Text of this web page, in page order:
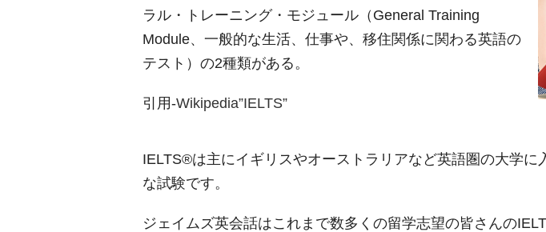
ラル・トレーニング・モジュール（General Training
Module、一般的な生活、仕事や、移住関係に関わる英語の
テスト）の2種類がある。
引用-Wikipedia”IELTS”
IELTS®は主にイギリスやオーストラリアなど英語圏の大学
な試験です。
ジェイムズ英会話はこれまで数多くの留学志望の皆さんの